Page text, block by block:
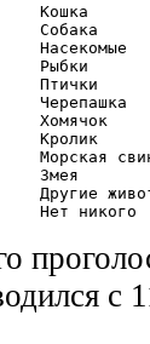
Кошка
Собака
Рыбки
Птички
Хомячок
Кролик
Морская
Змея
Другие
с